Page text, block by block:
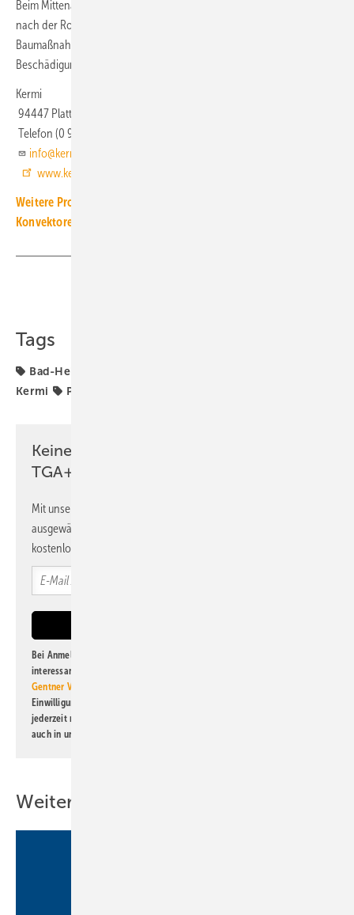
Beim Mittenanschluss sind Heizkörpermodell und -dimension auch
nach der Rohrinstallation und Fertigstellung aller anderen
Baumaßnahmen noch flexibel wählbar. Auch mögliche
Beschädigungen werden durch die späte Endmontage minimiert.
Kermi
94447 Plattling
Telefon (0 99 31) 50 10
info@kermi.de
www.kermi.de
Weitere Produkt-Meldungen zum Thema Heiz- und Kühlflächen,
Konvektoren
Tags
Bad-Heizkörper
Kermi
Produkte
Keine Zeit? Kein Problem mit dem
TGA+E Newsletter!
Mit unserem Newsletter erhalten Sie regelmäßig von uns
ausgewählte Informationen und Neuigkeiten, gebündelt und
kostenlos direkt ins Postfach.
Bei Anmeldung zu diesem Newsletter bin ich damit einverstanden, über
interessante Verlags- und Online-Angebote
Gentner Verlag GmbH & Co. KG
Einwilligung kann ich jederzeit widerrufen und eine Abmeldung ist
jederzeit möglich. Informationen zum Umgang mit Daten finden Sie
auch in unserer
Weitere Inhalte